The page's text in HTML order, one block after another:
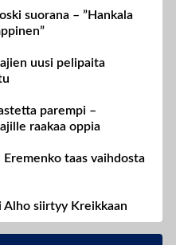
suorana – ”Hankala
uusi pelipaita
parempi –
raakaa oppia
Eremenko taas vaihdosta
Alho siirtyy Kreikkaan